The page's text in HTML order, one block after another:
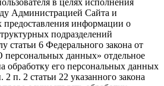
Администрацией Сайта и
предоставления информации о
подразделений
статьи 6 Федерального закона от
данных» отдельное
обработку его персональных данных
п. 2 статьи 22 указанного закона